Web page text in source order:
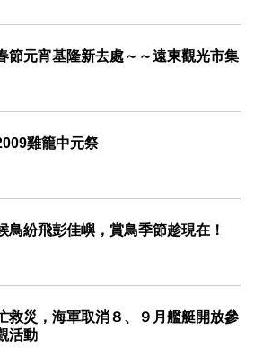
2010-06-29
節元宵基隆新去處～～遠東觀光市集
2010-02-03
雞籠中元祭
2009-08-28
鳥紛飛彭佳嶼，賞鳥季節趁現在！
2009-08-24
救災，海軍取消８、９月艦艇開放參
活動